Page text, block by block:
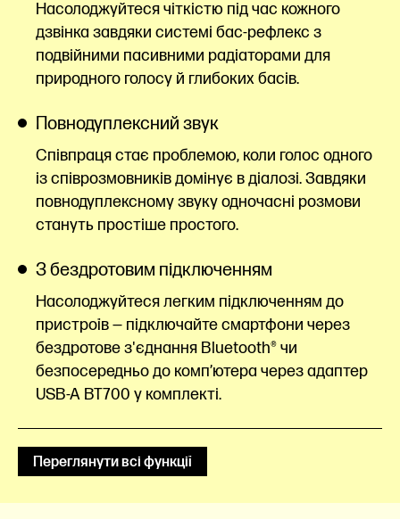
Насолоджуйтеся чіткістю під час кожного
дзвінка завдяки системі бас-рефлекс з
подвійними пасивними радіаторами для
природного голосу й глибоких басів.
Повнодуплексний звук
Співпраця стає проблемою, коли голос одного
із співрозмовників домінує в діалозі. Завдяки
повнодуплексному звуку одночасні розмови
стануть простіше простого.
З бездротовим підключенням
Насолоджуйтеся легким підключенням до
пристроїв — підключайте смартфони через
бездротове з'єднання Bluetooth® чи
безпосередньо до комп’ютера через адаптер
USB-A BT700 у комплекті.
Переглянути всі функції